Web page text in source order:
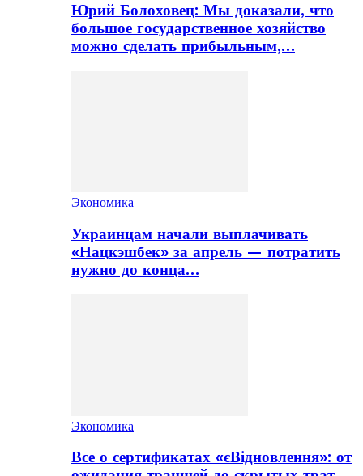
Юрий Болоховец: Мы доказали, что
большое государственное хозяйство
можно сделать прибыльным,…
Экономика
Украинцам начали выплачивать
«Нацкэшбек» за апрель — потратить
нужно до конца…
Экономика
Все о сертификатах «єВідновлення»: от